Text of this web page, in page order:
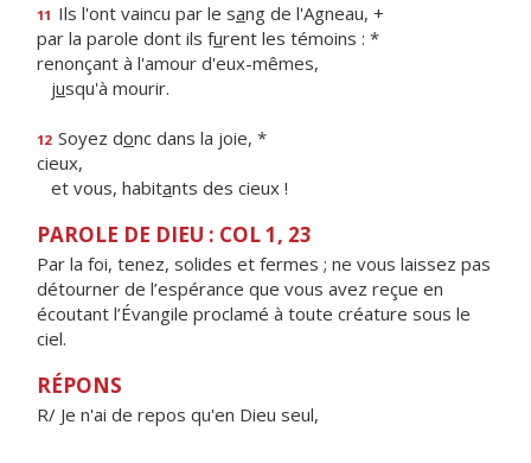
11 Ils l'ont vaincu par le sang de l'Agneau, +
par la parole dont ils furent les témoins : *
renonçant à l'amour d'eux-mêmes,
jusqu'à mourir.
12 Soyez donc dans la joie, *
cieux,
et vous, habitants des cieux !
PAROLE DE DIEU : COL 1, 23
Par la foi, tenez, solides et fermes ; ne vous laissez pas
détourner de l’espérance que vous avez reçue en
écoutant l’Évangile proclamé à toute créature sous le
ciel.
RÉPONS
R/ Je n'ai de repos qu'en Dieu seul,